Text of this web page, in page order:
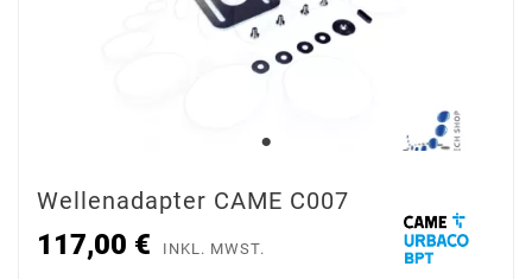
Wellenadapter CAME C007
117,00 € INKL. MWST.